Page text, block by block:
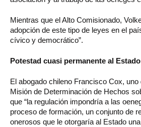
Mientras que el Alto Comisionado,
adopción de este tipo de leyes en el
cívico y democrático”.
Potestad cuasi permanente al
El abogado chileno Francisco Cox,
Misión de Determinación de Hechos
que “la regulación impondría a las
proceso de formación, un conjunto de
onerosos que le otorgaría al Estado